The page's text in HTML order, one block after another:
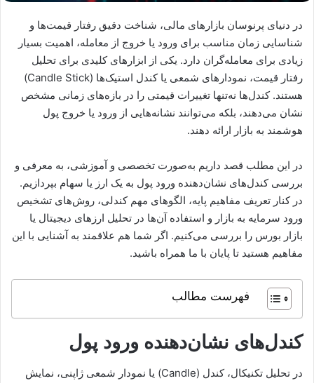
در دنیای پرنوسان بازارهای مالی، شناخت دقیق رفتار قیمت‌ها و
شناسایی زمان مناسب برای ورود یا خروج از معامله، اهمیت بسیار
زیادی برای معامله‌گران دارد. یکی از ابزارهای کلیدی برای تحلیل
رفتار قیمت، نمودارهای شمعی یا کندل‌ استیک‌ها (Candle Stick)
هستند. کندل‌ها نه‌تنها تغییرات قیمتی را در بازه‌های زمانی مشخص
نشان می‌دهند، بلکه می‌توانند نشانه‌هایی از ورود یا خروج پول
هوشمند به بازار ارائه دهند.
در این مطلب قصد داریم به‌صورت تخصصی و آموزشی، به معرفی و
بررسی کندل‌های نشان‌دهنده ورود پول به یک ارز یا سهام بپردازیم.
در کنار تعریف مفاهیم پایه، الگوهای مهم کندلی، روش‌های تشخیص
ورود سرمایه به بازار و استفاده آن‌ها در تحلیل ارزهای دیجیتال یا
بازار بورس را بررسی می‌کنیم. اگر شما هم علاقمند به آشنایی با این
مفاهیم هستید تا پایان با ما همراه باشید.
فهرست مطالب
کندل‌های نشان‌دهنده ورود پول
در تحلیل تکنیکال، کندل (Candle) یا نمودار شمعی ژاپنی، نمایش